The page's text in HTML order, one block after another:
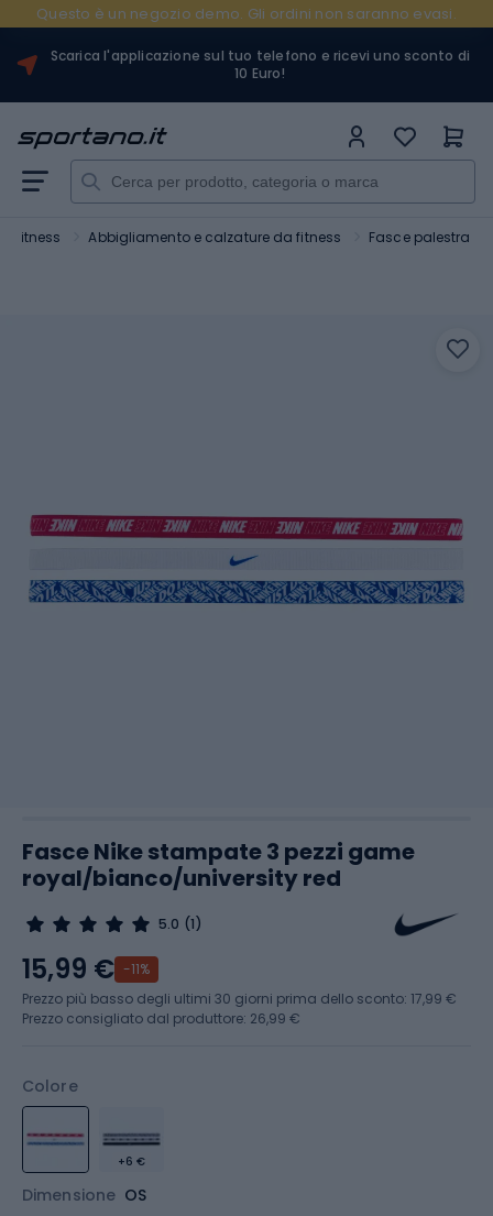
Questo è un negozio demo. Gli ordini non saranno evasi.
Scarica l'applicazione sul tuo telefono e ricevi uno sconto di
10 Euro!
e fitness Abbigliamento e calzature da fitness Fasce palestra
Fasce Nike stampate 3 pezzi game
royal/bianco/university red
5.0 (1)
Colore
+6 €
Dimensione OS
15,99 € -11%
Prezzo più basso degli ultimi 30 giorni prima dello sconto: 17,99 €
Prezzo consigliato dal produttore: 26,99 €